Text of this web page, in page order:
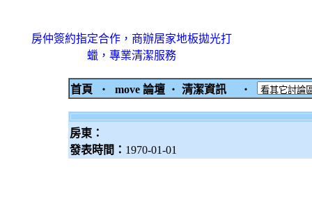
房仲簽約指定合作，商辦居家地板拋光打
蠟，專業清潔服務
首頁 ‧ move 論壇 ‧ 清潔資訊 ‧
房東：
發表時間： 1970-01-01